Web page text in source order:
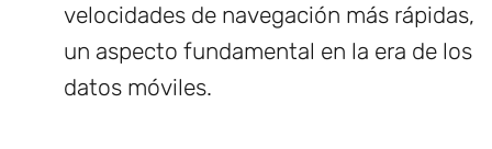
velocidades de navegación más rápidas,
un aspecto fundamental en la era de los
datos móviles.